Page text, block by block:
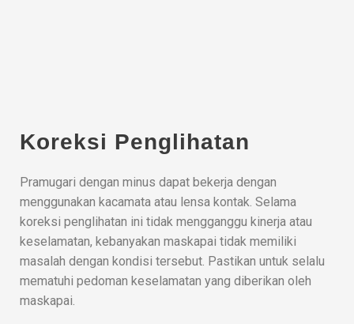
Koreksi Penglihatan
Pramugari dengan minus dapat bekerja dengan
menggunakan kacamata atau lensa kontak. Selama
koreksi penglihatan ini tidak mengganggu kinerja atau
keselamatan, kebanyakan maskapai tidak memiliki
masalah dengan kondisi tersebut. Pastikan untuk selalu
mematuhi pedoman keselamatan yang diberikan oleh
maskapai.